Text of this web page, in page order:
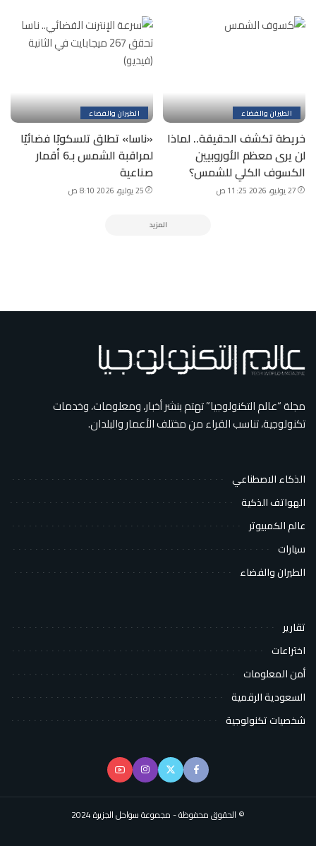
الطيران والفضاء
خريطة تكشف الحقيقة.. لماذا
لن يرى معظم الأوروبيين
الكسوف الكلي للشمس؟
27 يوليو، 2026 11:25 ص
الطيران والفضاء
«ناسا» تطلق تلسكوبًا فضائيًا
لمراقبة الشمس بـ6 أقمار
صناعية
25 يوليو، 2026 8:10 ص
المزيد
مجلة “عالم التكنولوجيا” تهتم بنشر أخبار، ومعلومات، وخدمات
تكنولوجية، تناسب القراء من مختلف الأعمار والبلدان.
الذكاء الاصطناعي
الهواتف الذكية
عالم الكمبيوتر
سيارات
الطيران والفضاء
تقارير
اختراعات
أمن المعلومات
السعودية الرقمية
شخصيات تكنولوجية
© الحقوق محفوظة - مجموعة سواحل الجزيرة 2024